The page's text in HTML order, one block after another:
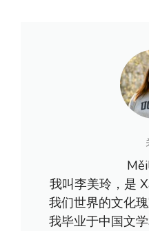
我叫李美玲，是
我们世界的文化
我毕业于中国文